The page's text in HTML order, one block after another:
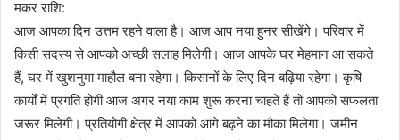
मकर राशि:
आज आपका दिन उत्तम रहने वाला है। आज आप नया हुनर सीखेंगे। परिवार में
किसी सदस्य से आपको अच्छी सलाह मिलेगी। आज आपके घर मेहमान आ सकते
हैं, घर में खुशनुमा माहौल बना रहेगा। किसानों के लिए दिन बढ़िया रहेगा। कृषि
कार्यों में प्रगति होगी आज अगर नया काम शुरू करना चाहते हैं तो आपको सफलता
जरूर मिलेगी। प्रतियोगी क्षेत्र में आपको आगे बढ़ने का मौका मिलेगा। जमीन